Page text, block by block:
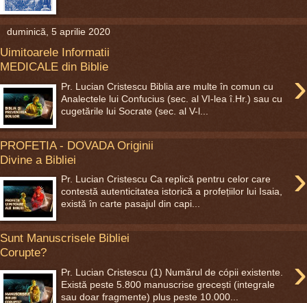
duminică, 5 aprilie 2020
Uimitoarele Informatii
MEDICALE din Biblie
›
Pr. Lucian Cristescu Biblia are multe în comun cu
Analectele lui Confucius (sec. al VI-lea î.Hr.) sau cu
cugetările lui Socrate (sec. al V-l...
PROFETIA - DOVADA Originii
Divine a Bibliei
›
Pr. Lucian Cristescu Ca replică pentru celor care
contestă autenticitatea istorică a profețiilor lui Isaia,
există în carte pasajul din capi...
Sunt Manuscrisele Bibliei
Corupte?
›
Pr. Lucian Cristescu (1) Numărul de cópii existente.
Există peste 5.800 manuscrise grecești (integrale
sau doar fragmente) plus peste 10.000...